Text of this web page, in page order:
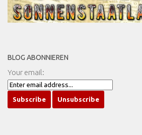
BLOG ABONNIEREN
Your email: